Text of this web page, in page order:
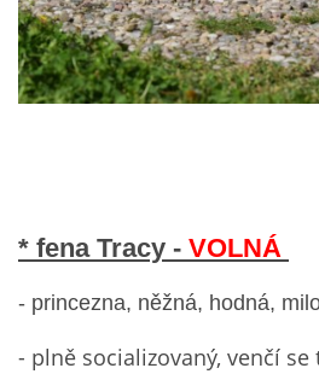
* fena Tracy - VOLNÁ
- princezna, něžná, hodná,
- plně socializovaný, venčí se